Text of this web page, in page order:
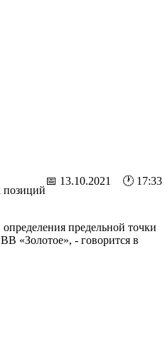
📅 13.10.2021 🕐 17:33
позиций
предельной точки
«Золотое», - говорится в